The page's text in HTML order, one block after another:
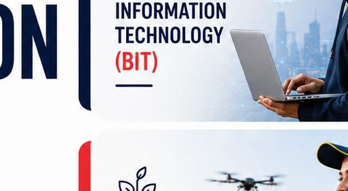
रवि स्टेण्ड गेट नजिकै बेलडाँगीबाट दमकतर्फ आउँदै
जाँदै गरेको मे८प ४५५८ नम्बरको स्कुटरलाई ठक्कर
लिम्बुको घटनास्थलमै मृत्यु भएको हो । स्कुटर पछाडि
गम्भीर घाइते भएकी छन् । उनको बीएण्डसी अस्पताल